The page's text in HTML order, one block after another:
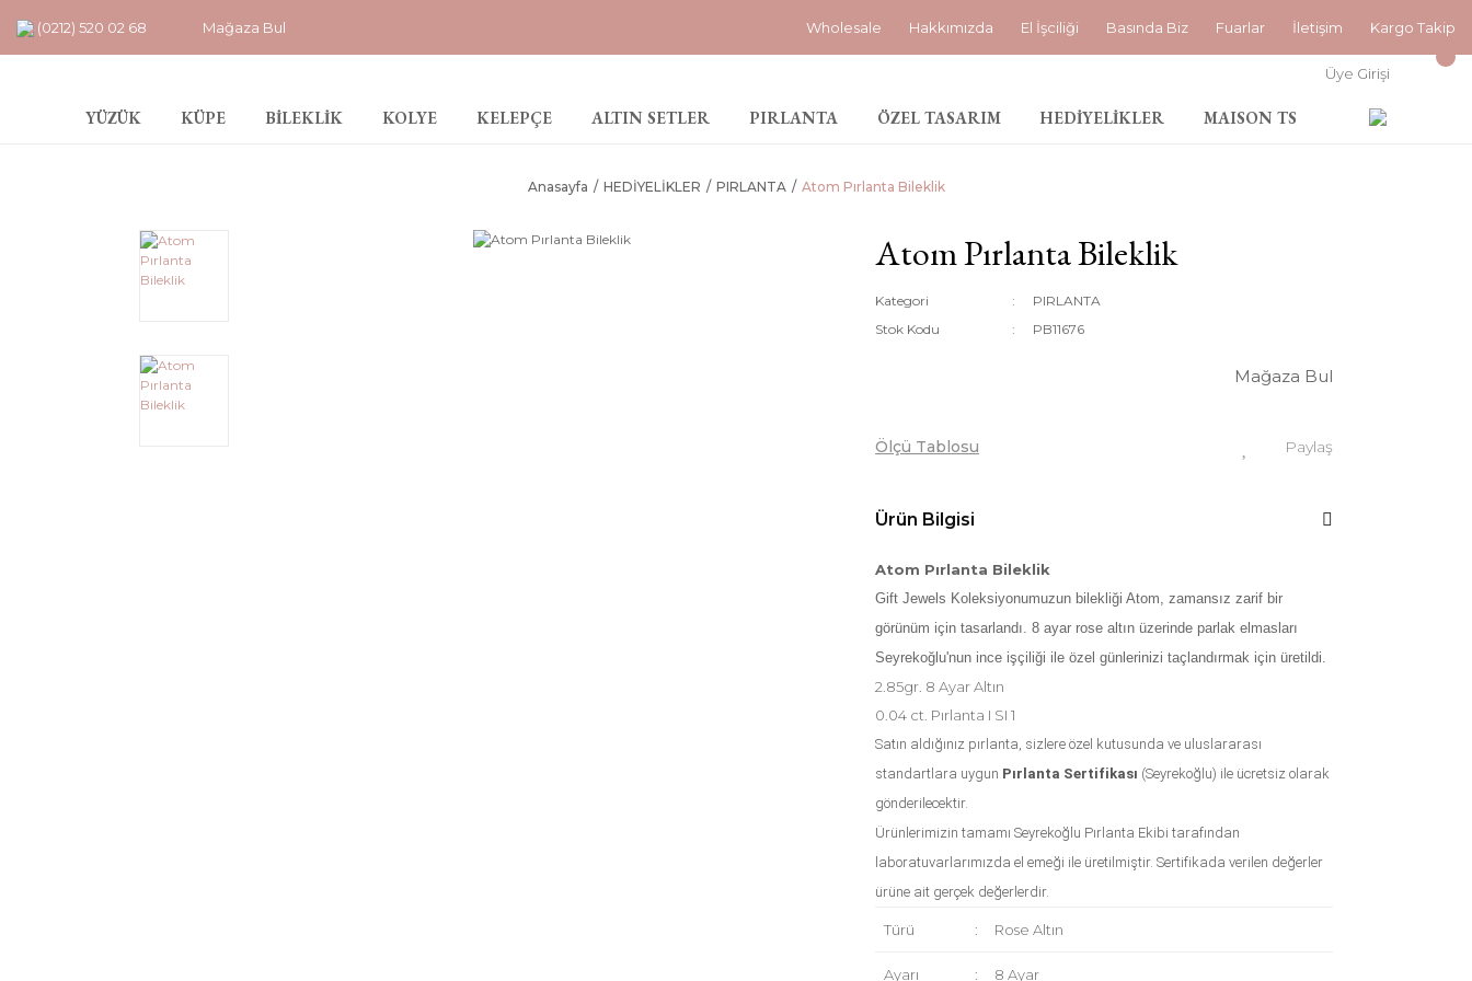
(0212) 520 02 68 Mağaza Bul Wholesale Hakkımızda El İşciliği Basında Biz Fuarlar İletişim Kargo Takip
Üye Girişi
YÜZÜK KÜPE BİLEKLİK KOLYE KELEPÇE ALTIN SETLER PIRLANTA ÖZEL TASARIM HEDİYELİKLER MAISON TS
Anasayfa HEDİYELİKLER PIRLANTA Atom Pırlanta Bileklik
Atom Pırlanta Bileklik
Kategori
PIRLANTA
Stok Kodu
PB11676
Mağaza Bul
Ölçü Tablosu Paylaş
Ürün Bilgisi
Atom Pırlanta Bileklik
Gift Jewels Koleksiyonumuzun bilekliği Atom, zamansız zarif bir
görünüm için tasarlandı. 8 ayar rose altın üzerinde parlak elmasları
Seyrekoğlu'nun ince işçiliği ile özel günlerinizi taçlandırmak için üretildi.
2.85gr. 8 Ayar Altın
0.04 ct. Pırlanta I SI 1
Satın aldığınız pırlanta, sizlere özel kutusunda ve uluslararası
standartlara uygun Pırlanta Sertifikası (Seyrekoğlu) ile ücretsiz olarak
gönderilecektir.
Ürünlerimizin tamamı Seyrekoğlu Pırlanta Ekibi tarafından
laboratuvarlarımızda el emeği ile üretilmiştir. Sertifikada verilen değerler
ürüne ait gerçek değerlerdir.
Türü : Rose Altın
Ayarı : 8 Ayar